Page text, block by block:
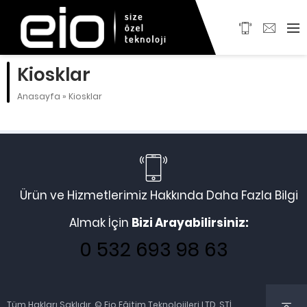
Kiosklar
Anasayfa » Kiosklar
Ürün ve Hizmetlerimiz Hakkında Daha Fazla Bilgi
Almak İçin Bizi Arayabilirsiniz:
0 532 693 98 63
Tüm Hakları Saklıdır. © Eio Eğitim Teknolojileri LTD. ŞTİ.